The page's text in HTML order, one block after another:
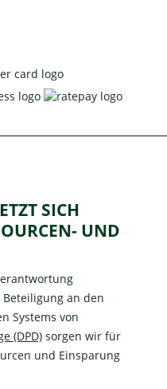
SICH
UND
an den
Systems von
(DPD) sorgen wir für
und Einsparung